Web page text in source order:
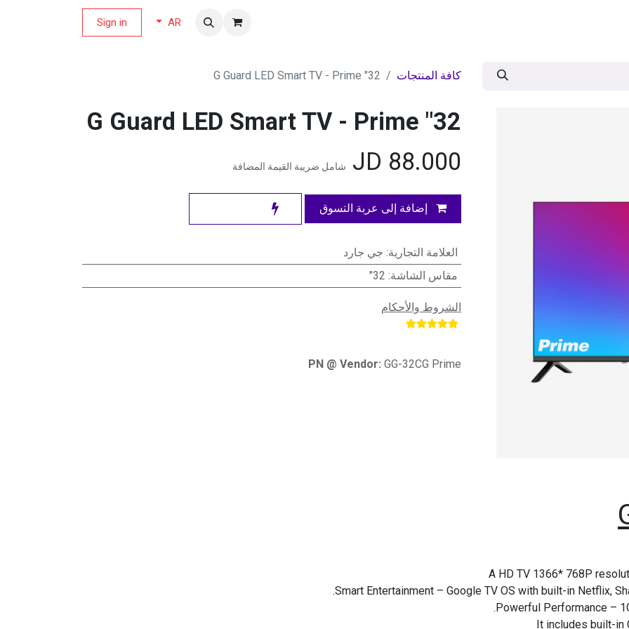
AR
Sign in
كافة المنتجات 32" G Guard LED Smart TV - Prime
32" G Guard LED Smart TV - Prime
88.000
شامل ضريبة القيمة المضافة
إضافة إلى عربة التسوق
العلامة التجارية: جي جارد
مقاس الشاشة:
32"
الشروط والأحكام
PN @ Vendor: GG-32CG Prime
A HD TV 1366* 768P
Smart Entertainment – Google TV OS with built-in Netflix,
Powerful Performance –
It includes built-in